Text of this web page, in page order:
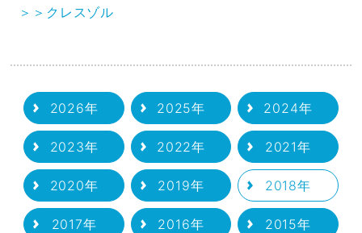
＞＞クレスゾル
2026年 2025年 2024年
2023年 2022年 2021年
2020年 2019年 2018年
2017年 2016年 2015年